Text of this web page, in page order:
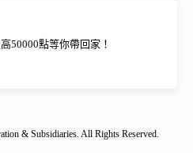
50000點等你帶回家！
& Subsidiaries. All Rights Reserved.